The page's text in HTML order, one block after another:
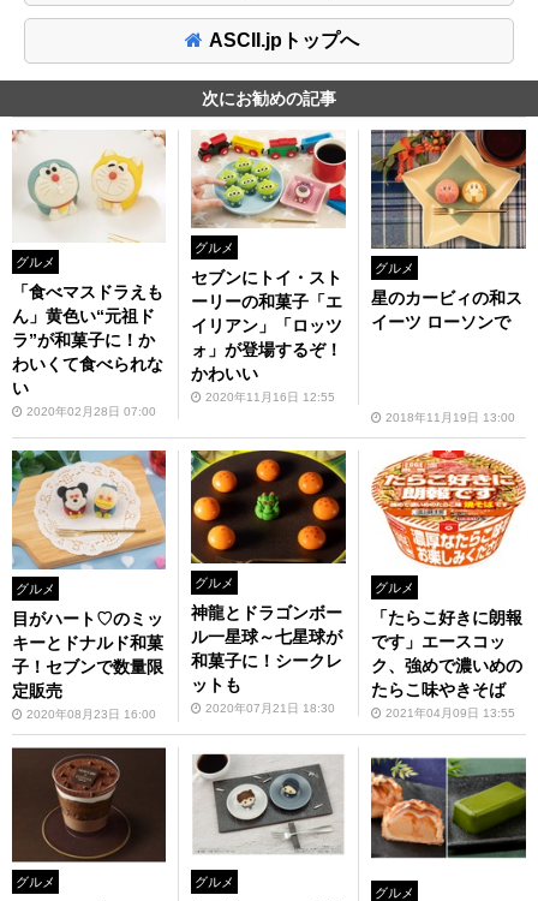
ASCII.jpトップへ
次にお勧めの記事
グルメ
「食べマスドラえも
ん」黄色い“元祖ド
ラ”が和菓子に！か
わいくて食べられな
い
2020年02月28日 07:00
グルメ
セブンにトイ・スト
ーリーの和菓子「エ
イリアン」「ロッツ
ォ」が登場するぞ！
かわいい
2020年11月16日 12:55
グルメ
星のカービィの和ス
イーツ ローソンで
2018年11月19日 13:00
グルメ
目がハート♡のミッ
キーとドナルド和菓
子！セブンで数量限
定販売
2020年08月23日 16:00
グルメ
神龍とドラゴンボー
ル一星球～七星球が
和菓子に！シークレ
ットも
2020年07月21日 18:30
グルメ
「たらこ好きに朗報
です」エースコッ
ク、強めで濃いめの
たらこ味やきそば
2021年04月09日 13:55
グルメ グルメ
グルメ